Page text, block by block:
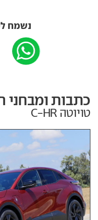
נשמח
כתבות ומבחני
טויוטה C-HR